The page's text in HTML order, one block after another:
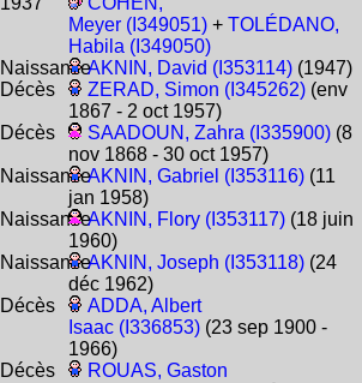
Meyer (I349051) +TOLÉDANO,
Habila (I349050)
NaissanceAKNIN, David (I353114) (1947)
Décès ZERAD, Simon (I345262) (env
1867 - 2 oct 1957)
Décès SAADOUN, Zahra (I335900) (8
nov 1868 - 30 oct 1957)
NaissanceAKNIN, Gabriel (I353116) (11
jan 1958)
NaissanceAKNIN, Flory (I353117) (18 juin
1960)
NaissanceAKNIN, Joseph (I353118) (24
déc 1962)
Décès
ADDA, Albert
Isaac (I336853) (23 sep 1900 -
1966)
Décès
ROUAS, Gaston